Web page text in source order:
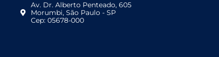
Av. Dr. Alberto Penteado, 605
Morumbi, São Paulo - SP
Cep: 05678-000